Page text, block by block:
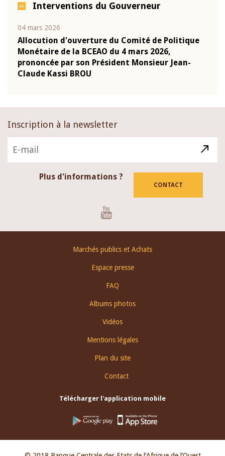
Interventions du Gouverneur
04 mars 2026
Allocution d'ouverture du Comité de Politique
Monétaire de la BCEAO du 4 mars 2026,
prononcée par son Président Monsieur Jean-
Claude Kassi BROU
Inscription à la newsletter
Plus d'informations ?
CONTACT
Marchés publics et Achats
Espace presse
FAQ
Albums photos
Vidéos
Mentions légales
Plan du site
Contact
Télécharger l'application mobile